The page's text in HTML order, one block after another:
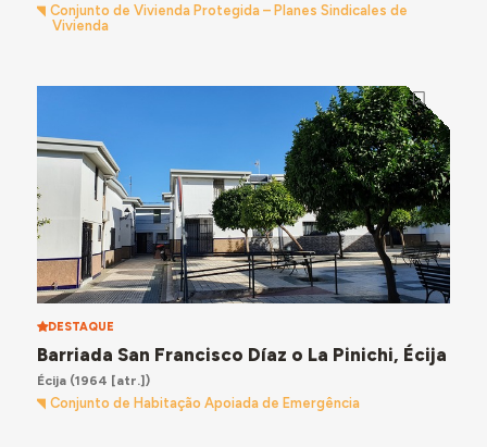
Conjunto de Vivienda Protegida – Planes Sindicales de
Vivienda
DESTAQUE
Barriada San Francisco Díaz o La Pinichi, Écija
Écija(1964 [atr.])
Conjunto de Habitação Apoiada de Emergência